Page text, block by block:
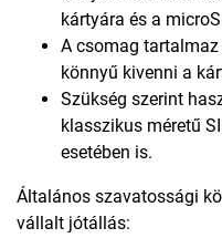
kártyára és a
A csomag
könnyű kivenni a
Szükség szerint
klasszikus méretű
esetében is.
Általános szavatossági
vállalt jótállás: